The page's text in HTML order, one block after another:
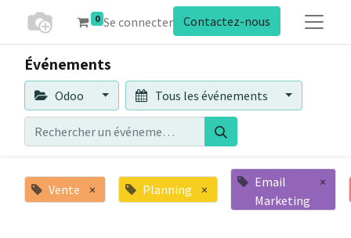
0 Se connecter Contactez-nous
Événements
Odoo Tous les événements
Vente × Planning ×
Email
Marketing
×